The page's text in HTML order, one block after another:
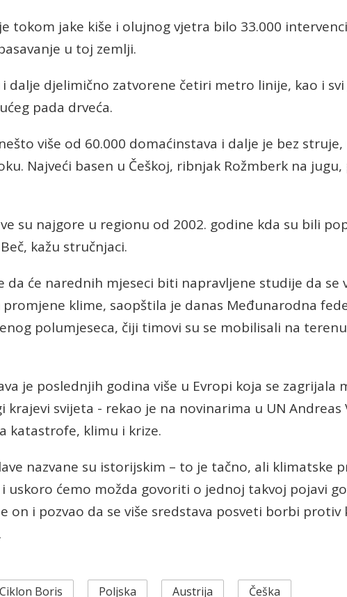
tokom jake kiše i olujnog vjetra bilo 33.000
u toj zemlji.
i dalje djelimično zatvorene četiri metro linije, kao i
pada drveća.
više od 60.000 domaćinstava i dalje je bez
Najveći basen u Češkoj, ribnjak Rožmberk na
su najgore u regionu od 2002. godine kda su bili
kažu stručnjaci.
da će narednih mjeseci biti napravljene studije da se
promjene klime, saopštila je danas Međunarodna
polumjeseca, čiji timovi su se mobilisali na
je poslednjih godina više u Evropi koja se zagrijala
krajevi svijeta - rekao je na novinarima u UN Andreas
katastrofe, klimu i krize.
nazvane su istorijskim – to je tačno, ali klimatske
uskoro ćemo možda govoriti o jednoj takvoj pojavi
on i pozvao da se više sredstava posveti borbi protiv
Ciklon Boris Poljska Austrija Češka